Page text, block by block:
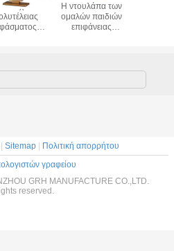
Η ντουλάπα των
ομαλών παιδιών
επιφάνειας
συμβατότητα
| Sitemap | Πολιτική απορρήτου
γραφείου
GRH MANUFACTURE CO.,LTD.
reserved.